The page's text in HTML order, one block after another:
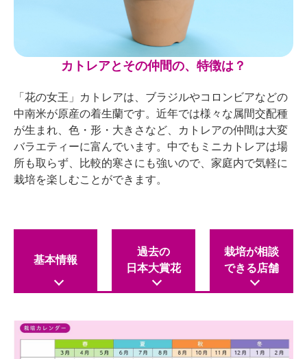
カトレアとその仲間の、特徴は？
「花の女王」カトレアは、ブラジルやコロンビアなどの
中南米が原産の着生蘭です。近年では様々な属間交配種
が生まれ、色・形・大きさなど、カトレアの仲間は大変
バラエティーに富んでいます。中でもミニカトレアは場
所も取らず、比較的寒さにも強いので、家庭内で気軽に
栽培を楽しむことができます。
基本情報
過去の
日本大賞花
栽培が相談
できる店舗